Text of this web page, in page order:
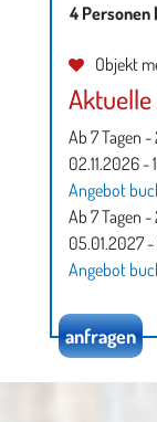
4 Personen |
Objekt
anfragen
Ab 7 Tagen
02.11.2026 -
Angebot
Ab 7 Tagen
05.01.2027
Angebot